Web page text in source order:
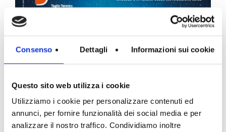
Consenso Dettagli Informazioni sui cookie
Questo sito web utilizza i cookie
Utilizziamo i cookie per personalizzare contenuti ed
annunci, per fornire funzionalità dei social media e per
analizzare il nostro traffico. Condividiamo inoltre
Eventi
Mostre
Rassegna stampa
Novità dall’azienda
In evidenza